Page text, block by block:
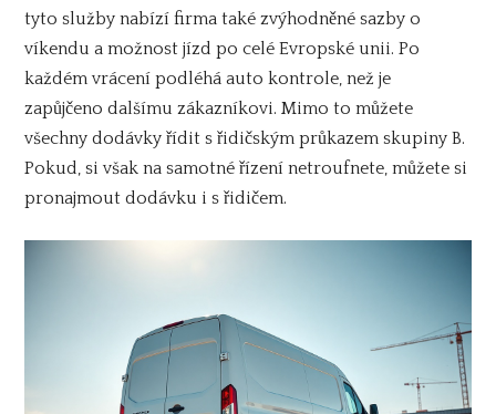
tyto služby nabízí firma také zvýhodněné sazby o
víkendu a možnost jízd po celé Evropské unii. Po
každém vrácení podléhá auto kontrole, než je
zapůjčeno dalšímu zákazníkovi. Mimo to můžete
všechny dodávky řídit s řidičským průkazem skupiny B.
Pokud, si však na samotné řízení netroufnete, můžete si
pronajmout dodávku i s řidičem.